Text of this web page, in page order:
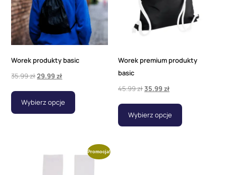
Worek produkty basic
35.99zł29.99zł
Wybierz opcje
Worek premium produkty
basic
45.99zł35.99zł
Wybierz opcje
Promocja!